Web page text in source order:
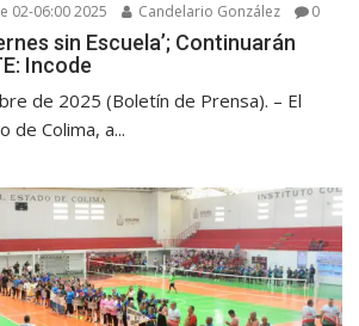
02-06:00 2025 Candelario González 0
sin Escuela’; Continuarán
Incode
de 2025 (Boletín de Prensa). – El
de Colima, a...